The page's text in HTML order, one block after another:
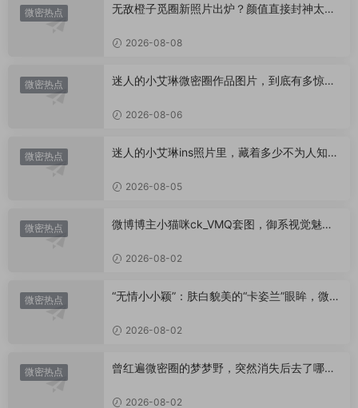
微密热点
无敌橙子觅圈新照片出炉？颜值直接封神太惊
2026-08-08
微密热点
迷人的小艾琳微密圈作品图片，到底有多惊
2026-08-06
微密热点
迷人的小艾琳ins照片里，藏着多少不为人知的
2026-08-05
微密热点
微博博主小猫咪ck_VMQ套图，御系视觉魅力
2026-08-02
微密热点
“无情小小颖”：肤白貌美的“卡姿兰”眼眸，微密
2026-08-02
微密热点
曾红遍微密圈的梦梦野，突然消失后去了哪
2026-08-02